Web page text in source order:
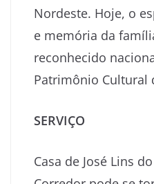
Nordeste. Hoje, o
e memória da
reconhecido
Patrimônio Cultural
SERVIÇO
Casa de José Lins